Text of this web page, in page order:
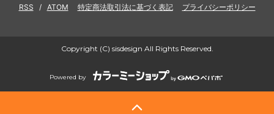
RSS / ATOM 特定商法取引法に基づく表記 プライバシーポリシー
Copyright (C) sisdesign All Rights Reserved.
Powered by